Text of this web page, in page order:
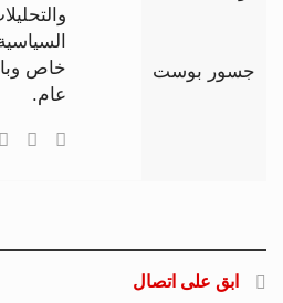
جسور بوست
خاص
عام.
ابق على اتصال